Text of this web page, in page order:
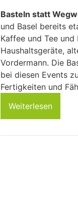
Basteln statt
und Basel bereits
Kaffee und Tee
Haushaltsgeräte,
Vordermann. Die
bei diesen Events
Fertigkeiten und
Weiterlesen